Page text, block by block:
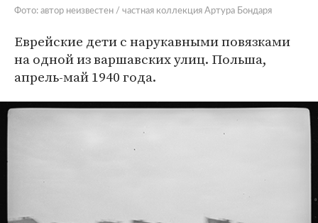
Фото: автор неизвестен / частная коллекция Артура Бондаря
Еврейские дети с нарукавными повязками
на одной из варшавских улиц. Польша,
апрель-май 1940 года.